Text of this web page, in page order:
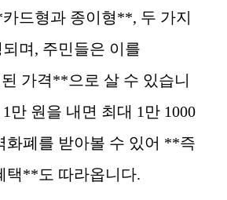
드형과 종이형**, 두 가지
며, 주민들은 이를
가격**으로 살 수 있습니
만 원을 내면 최대 1만 1000
화폐를 받아볼 수 있어 **즉
택**도 따라옵니다.